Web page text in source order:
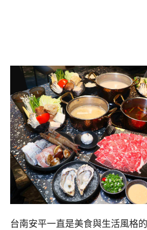
台南安平一直是美食與生活風格